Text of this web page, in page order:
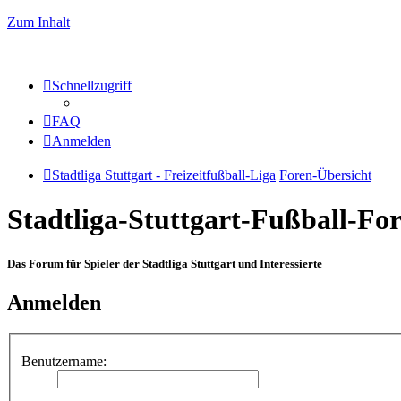
Zum Inhalt
Schnellzugriff
FAQ
Anmelden
Stadtliga Stuttgart - Freizeitfußball-Liga Foren-Übersicht
Stadtliga-Stuttgart-Fußball-
Das Forum für Spieler der Stadtliga Stuttgart und Interessierte
Anmelden
Benutzername: